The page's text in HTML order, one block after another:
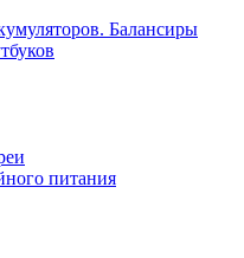
Балансиры
питания